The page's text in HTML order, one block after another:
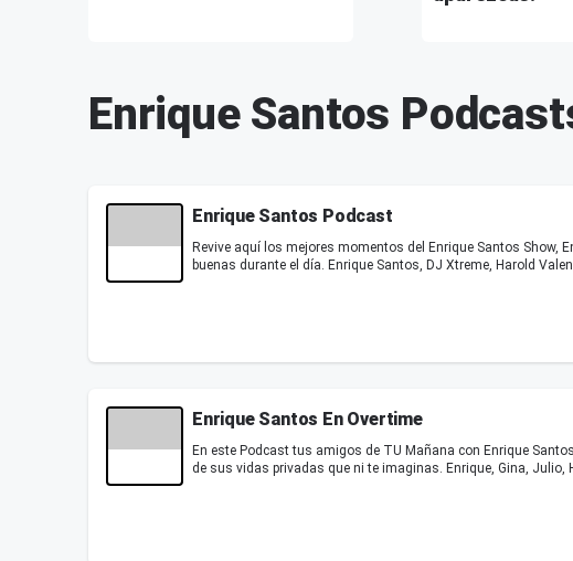
Enrique Santos
Enrique Santos Podcast
Revive aquí los mejores momentos del Enrique Santos Show,
buenas durante el día. Enrique Santos, DJ Xtreme, Harold
Enrique Santos En Overtime
En este Podcast tus amigos de TU Mañana con Enrique
de sus vidas privadas que ni te imaginas. Enrique, Gina, Julio,